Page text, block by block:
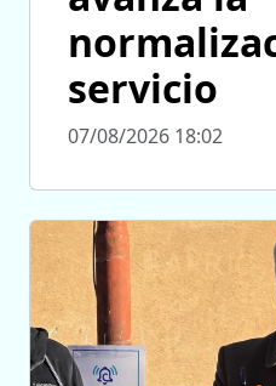
servicio
07/08/2026 18:02